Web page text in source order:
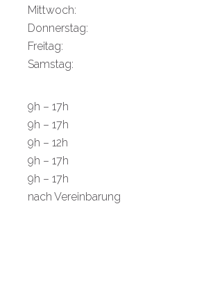
Mittwoch:
Donnerstag:
Freitag:
Samstag:
9h – 17h
9h – 17h
9h – 12h
9h – 17h
9h – 17h
nach Vereinbarung